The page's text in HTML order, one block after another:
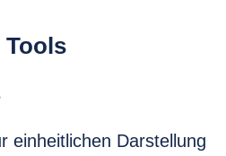
einheitlichen Darstellung